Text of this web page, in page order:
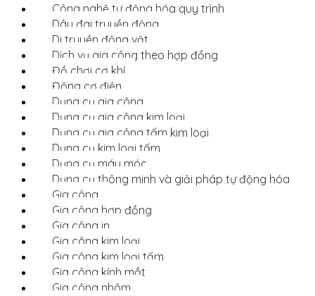
Công nghệ tự động hóa quy trình
Dây đai truyền động
Di truyền động vật
Dịch vụ gia công theo hợp đồng
Đồ chơi cơ khí
Động cơ điện
Dụng cụ gia công
Dụng cụ gia công kim loại
Dụng cụ gia công tấm kim loại
Dụng cụ kim loại tấm
Dụng cụ máy móc
Dụng cụ thông minh và giải pháp tự động hóa
Gia công
Gia công hợp đồng
Gia công in
Gia công kim loại
Gia công kim loại tấm
Gia công kính mắt
Gia công nhôm